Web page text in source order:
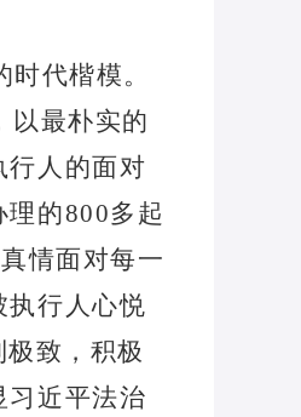
代楷模。
以最朴实的
行人的面对
理的800多起
情面对每一
执行人心悦
致，积极
习近平法治